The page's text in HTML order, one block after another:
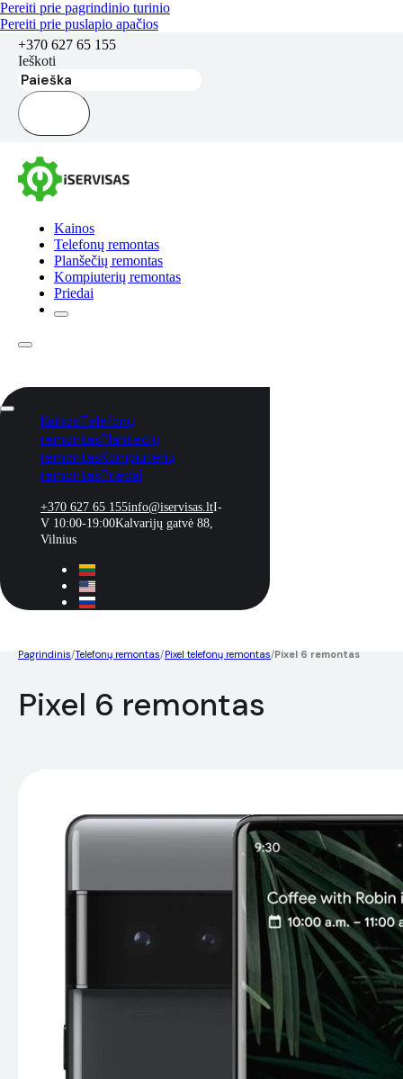
Pereiti prie pagrindinio turinio
Pereiti prie puslapio apačios
+370 627 65 155
Ieškoti
Kainos
Telefonų remontas
Planšečių remontas
Kompiuterių remontas
Priedai
KainosTelefonų
remontasPlanšečių
remontasKompiuterių
remontasPriedai
+370 627 65 155info@iservisas.ltI-
V 10:00-19:00Kalvarijų gatvė 88,
Vilnius
Pagrindinis/Telefonų remontas/Pixel telefonų remontas/Pixel 6 remontas
Pixel 6 remontas